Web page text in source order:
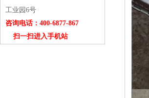
工业园6号
咨询电话：400-6877-867
扫一扫进入手机站